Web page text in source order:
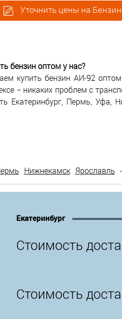
Уточнить цены на
бензин оптом у нас?
купить бензин АИ-92
− никаких проблем с
Екатеринбург, Пермь, Уфа,
Нижнекамск Ярославль
Екатеринбург
Стоимость
Стоимость